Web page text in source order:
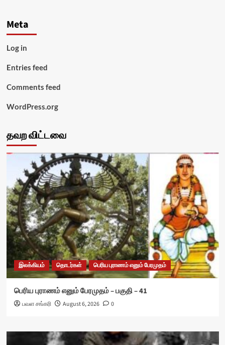
Meta
Log in
Entries feed
Comments feed
WordPress.org
தவற விட்டவை
இலக்கியம் தொடர்கள் பெரிய புராணம் எனும் பேரமுதம்
பெரிய புராணம் எனும் பேரமுதம் – பகுதி – 41
பவள சங்கரி August 6, 2026 0